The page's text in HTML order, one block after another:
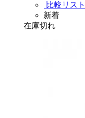
比較リス
新着
在庫切れ